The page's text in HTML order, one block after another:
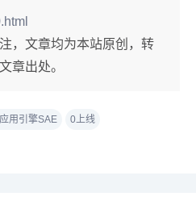
，文章均为本站原创，转
章出处。
用引擎SAE
0上线